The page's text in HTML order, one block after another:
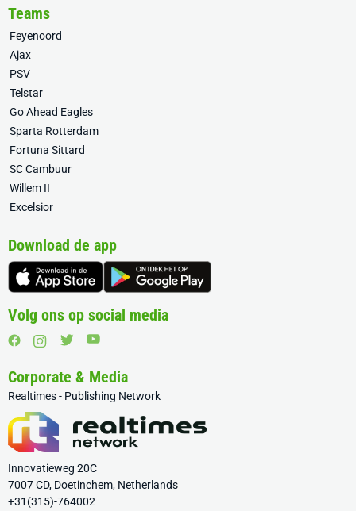
Teams
Feyenoord
Ajax
PSV
Telstar
Go Ahead Eagles
Sparta Rotterdam
Fortuna Sittard
SC Cambuur
Willem II
Excelsior
Download de app
Volg ons op social media
Corporate & Media
Realtimes - Publishing Network
Innovatieweg 20C
7007 CD, Doetinchem, Netherlands
+31(315)-764002